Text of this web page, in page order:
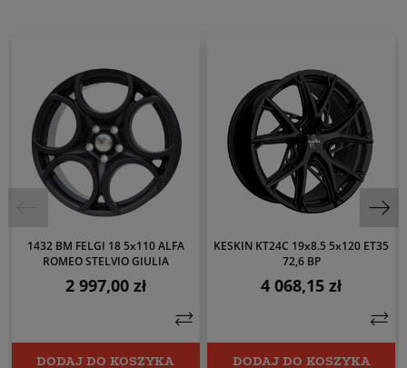
1432 BM FELGI 18 5x110 ALFA
ROMEO STELVIO GIULIA
Cena
2 997,00 zł
DODAJ DO KOSZYKA
KESKIN KT24C 19x8.5 5x120 ET35
72,6 BP
Cena
4 068,15 zł
DODAJ DO KOSZYKA